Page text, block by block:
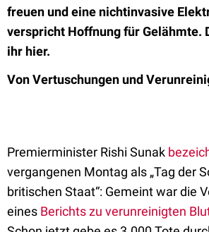
freuen und eine nichtinvasive
verspricht Hoffnung für Gelähmte.
ihr hier.
Von Vertuschungen und
Premierminister Rishi Sunak
vergangenen Montag als „Tag der
britischen Staat“: Gemeint war die
eines Berichts zu verunreinigten